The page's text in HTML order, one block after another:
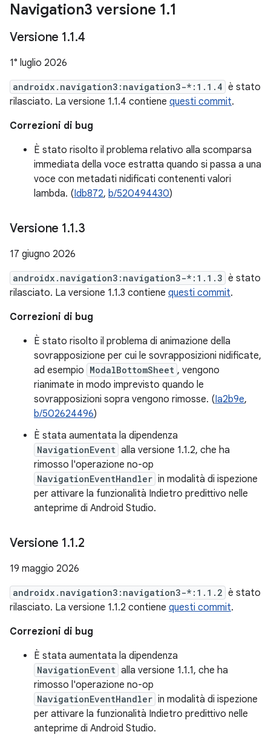
Navigation3 versione 1.1
Versione 1.1.4
1° luglio 2026
androidx.navigation3:navigation3-*:1.1.4 è stato
rilasciato. La versione 1.1.4 contiene questi commit.
Correzioni di bug
È stato risolto il problema relativo alla scomparsa
immediata della voce estratta quando si passa a una
voce con metadati nidificati contenenti valori
lambda. (Idb872, b/520494430)
Versione 1.1.3
17 giugno 2026
androidx.navigation3:navigation3-*:1.1.3 è stato
rilasciato. La versione 1.1.3 contiene questi commit.
Correzioni di bug
È stato risolto il problema di animazione della
sovrapposizione per cui le sovrapposizioni nidificate,
ad esempio ModalBottomSheet , vengono
rianimate in modo imprevisto quando le
sovrapposizioni sopra vengono rimosse. (Ia2b9e,
b/502624496)
È stata aumentata la dipendenza
NavigationEvent alla versione 1.1.2, che ha
rimosso l'operazione no-op
NavigationEventHandler in modalità di ispezione
per attivare la funzionalità Indietro predittivo nelle
anteprime di Android Studio.
Versione 1.1.2
19 maggio 2026
androidx.navigation3:navigation3-*:1.1.2 è stato
rilasciato. La versione 1.1.2 contiene questi commit.
Correzioni di bug
È stata aumentata la dipendenza
NavigationEvent alla versione 1.1.1, che ha
rimosso l'operazione no-op
NavigationEventHandler in modalità di ispezione
per attivare la funzionalità Indietro predittivo nelle
anteprime di Android Studio.